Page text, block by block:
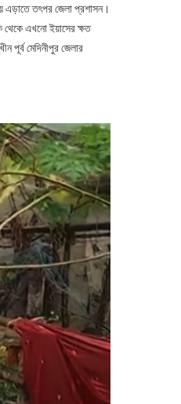
এড়াতে তৎপর জেলা প্রশাসন।
থেকে এখনো ইয়াসের ক্ষত
পূর্ব মেদিনীপুর জেলার